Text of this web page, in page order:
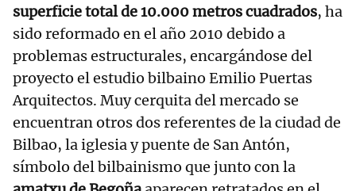
superficie total de 10.000 metros cuadrados, ha
sido reformado en el año 2010 debido a
problemas estructurales, encargándose del
proyecto el estudio bilbaino Emilio Puertas
Arquitectos. Muy cerquita del mercado se
encuentran otros dos referentes de la ciudad de
Bilbao, la iglesia y puente de San Antón,
símbolo del bilbainismo que junto con la